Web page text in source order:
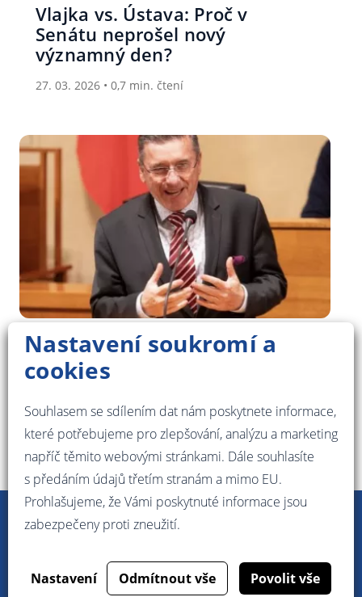
Nastavení soukromí a
cookies
Souhlasem se sdílením dat nám poskytnete informace,
které potřebujeme pro zlepšování, analýzu a marketing
napříč těmito webovými stránkami. Dále souhlasíte
s předáním údajů třetím stranám a mimo EU.
Prohlašujeme, že Vámi poskytnuté informace jsou
zabezpečeny proti zneužití.
Nastavení Odmítnout vše Povolit vše
Menu
Vlajka vs. Ústava: Proč v
Senátu neprošel nový
významný den?
27. 03. 2026 • 0,7 min. čtení
KOMENTÁŘE
Rozhodnutí, která se dotýkají
NovinkyO mněPoradna